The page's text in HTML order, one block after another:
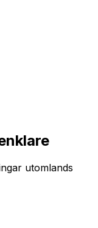
utomlands